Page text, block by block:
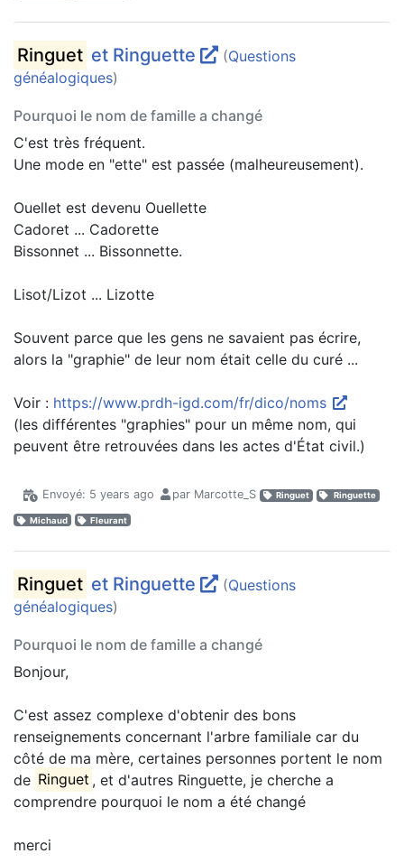
Ringuet et Ringuette (Questions
généalogiques)
Pourquoi le nom de famille a changé
C'est très fréquent.
Une mode en "ette" est passée (malheureusement).
Ouellet est devenu Ouellette
Cadoret ... Cadorette
Bissonnet ... Bissonnette.
Lisot/Lizot ... Lizotte
Souvent parce que les gens ne savaient pas écrire,
alors la "graphie" de leur nom était celle du curé ...
Voir : https://www.prdh-igd.com/fr/dico/noms
(les différentes "graphies" pour un même nom, qui
peuvent être retrouvées dans les actes d'État civil.)
Envoyé: 5 years ago par Marcotte_S Ringuet Ringuette
Michaud Fleurant
Ringuet et Ringuette (Questions
généalogiques)
Pourquoi le nom de famille a changé
Bonjour,
C'est assez complexe d'obtenir des bons
renseignements concernant l'arbre familiale car du
côté de ma mère, certaines personnes portent le nom
de Ringuet , et d'autres Ringuette, je cherche a
comprendre pourquoi le nom a été changé
merci